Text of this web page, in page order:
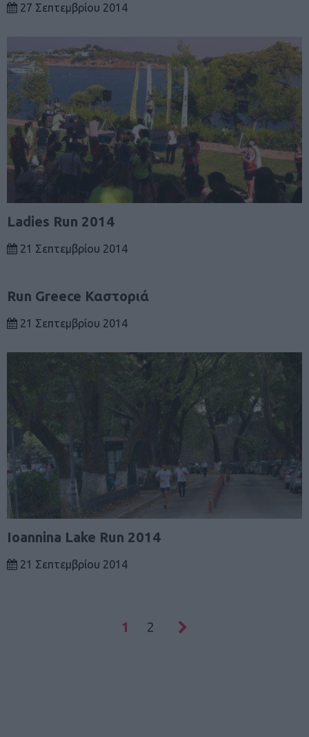
27 Σεπτεμβρίου 2014
Ladies Run 2014
21 Σεπτεμβρίου 2014
Run Greece Καστοριά
21 Σεπτεμβρίου 2014
Ioannina Lake Run 2014
21 Σεπτεμβρίου 2014
1 2